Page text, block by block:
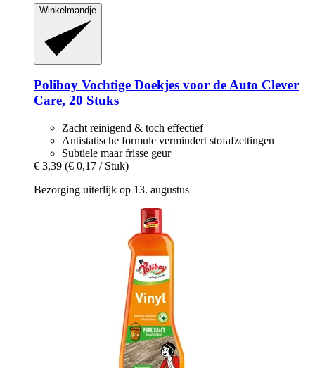
Winkelmandje
Poliboy Vochtige Doekjes voor de Auto Clever
Care, 20 Stuks
Zacht reinigend & toch effectief
Antistatische formule vermindert stofafzettingen
Subtiele maar frisse geur
€ 3,39 (€ 0,17 / Stuk)
Bezorging uiterlijk op 13. augustus